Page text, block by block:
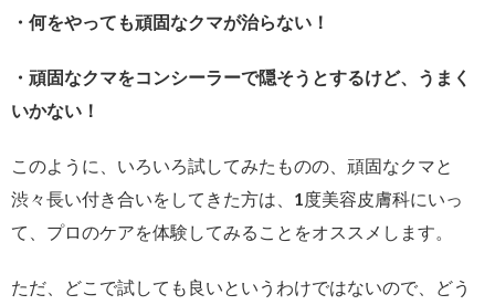
・何をやっても頑固なクマが治らない！
・頑固なクマをコンシーラーで隠そうとするけど、うまく
いかない！
このように、いろいろ試してみたものの、頑固なクマと
渋々長い付き合いをしてきた方は、1度美容皮膚科にいっ
て、プロのケアを体験してみることをオススメします。
ただ、どこで試しても良いというわけではないので、どう